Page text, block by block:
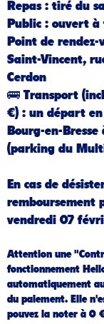
Repas: tiré du
Public : ouvert à
Point de rendez-
Saint-Vincent,
Cerdon
🚌Transport
€) : un départ
Bourg-en-
(parking du
En cas de
remboursement
vendredi 07
Attention une
fonctionnement
automatiquement
du paiement. Elle
pouvez la noter à 0